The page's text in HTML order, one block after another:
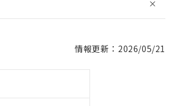
情報更新：2026/05/21